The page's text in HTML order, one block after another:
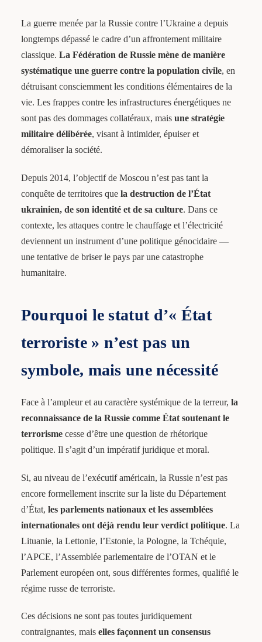
La guerre menée par la Russie contre l’Ukraine a depuis
longtemps dépassé le cadre d’un affrontement militaire
classique. La Fédération de Russie mène de manière
systématique une guerre contre la population civile, en
détruisant consciemment les conditions élémentaires de la
vie. Les frappes contre les infrastructures énergétiques ne
sont pas des dommages collatéraux, mais une stratégie
militaire délibérée, visant à intimider, épuiser et
démoraliser la société.
Depuis 2014, l’objectif de Moscou n’est pas tant la
conquête de territoires que la destruction de l’État
ukrainien, de son identité et de sa culture. Dans ce
contexte, les attaques contre le chauffage et l’électricité
deviennent un instrument d’une politique génocidaire —
une tentative de briser le pays par une catastrophe
humanitaire.
Pourquoi le statut d’« État
terroriste » n’est pas un
symbole, mais une nécessité
Face à l’ampleur et au caractère systémique de la terreur, la
reconnaissance de la Russie comme État soutenant le
terrorismecesse d’être une question de rhétorique
politique. Il s’agit d’un impératif juridique et moral.
Si, au niveau de l’exécutif américain, la Russie n’est pas
encore formellement inscrite sur la liste du Département
d’État, les parlements nationaux et les assemblées
internationales ont déjà rendu leur verdict politique. La
Lituanie, la Lettonie, l’Estonie, la Pologne, la Tchéquie,
l’APCE, l’Assemblée parlementaire de l’OTAN et le
Parlement européen ont, sous différentes formes, qualifié le
régime russe de terroriste.
Ces décisions ne sont pas toutes juridiquement
contraignantes, mais elles façonnent un consensus